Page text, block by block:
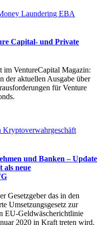
Laundering EBA
Capital- und Private
im VentureCapital Magazin:
der aktuellen Ausgabe über
für Venture
Kryptoverwahrgeschäft
und Banken – Update
als neue
Gesetzgeber das in den
Umsetzungsgesetz zur
EU-Geldwäscherichtlinie
2020 in Kraft treten wird.